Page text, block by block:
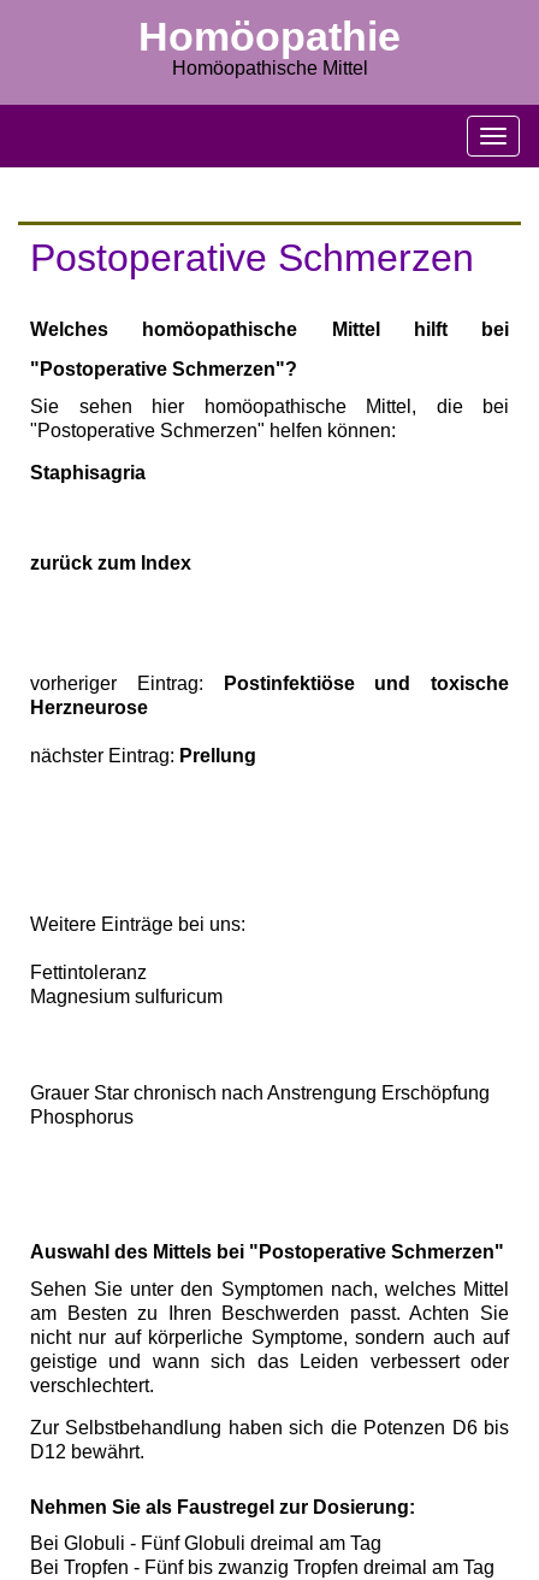
Homöopathie
Homöopathische Mittel
M
e
i
e
Postoperative Schmerzen
Welches homöopathische Mittel hilft bei
"Postoperative Schmerzen"?
Sie sehen hier homöopathische Mittel, die bei
"Postoperative Schmerzen" helfen können:
Staphisagria
zurück zum Index
vorheriger Eintrag:
Postinfektiöse und toxische
Herzneurose
nächster Eintrag: Prellung
Weitere Einträge bei uns:
Fettintoleranz
Magnesium sulfuricum
Grauer Star chronisch nach Anstrengung Erschöpfung
Phosphorus
Auswahl des Mittels bei "Postoperative Schmerzen"
Sehen Sie unter den Symptomen nach, welches Mittel
am Besten zu Ihren Beschwerden passt. Achten Sie
nicht nur auf körperliche Symptome, sondern auch auf
geistige und wann sich das Leiden verbessert oder
verschlechtert.
Zur Selbstbehandlung haben sich die Potenzen D6 bis
D12 bewährt.
Nehmen Sie als Faustregel zur Dosierung:
Bei Globuli - Fünf Globuli dreimal am Tag
Bei Tropfen - Fünf bis zwanzig Tropfen dreimal am Tag